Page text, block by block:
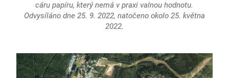
cáru papíru, který nemá v praxi valnou hodnotu.
Odvysíláno dne 25. 9. 2022, natočeno okolo 25. května
2022.